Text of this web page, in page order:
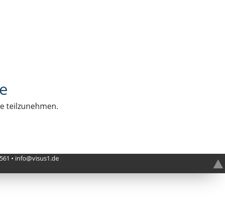
teilzunehmen.
• info@visus1.de